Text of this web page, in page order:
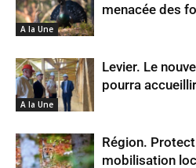
A la Une
menacée des
A la Une
Levier. Le
pourra
Région.
mobilisation